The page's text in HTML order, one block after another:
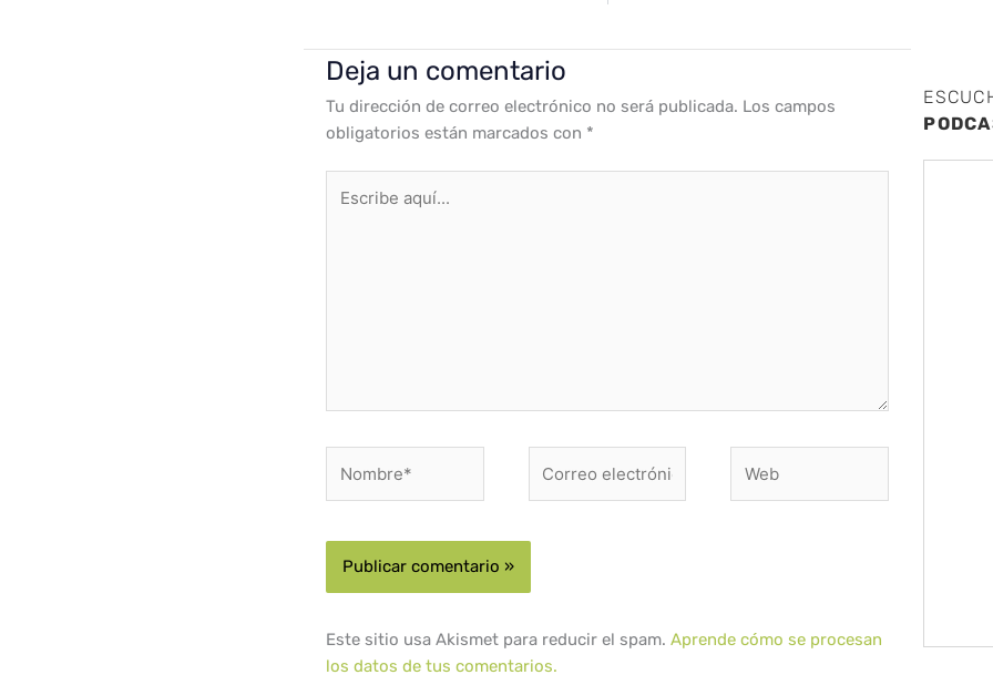
Deja un comentario
Tu dirección de correo electrónico no será publicada. Los campos
obligatorios están marcados con *
aquí...
electrónico*
Este sitio usa Akismet para reducir el spam.Aprende cómo se procesan
los datos de tus comentarios.